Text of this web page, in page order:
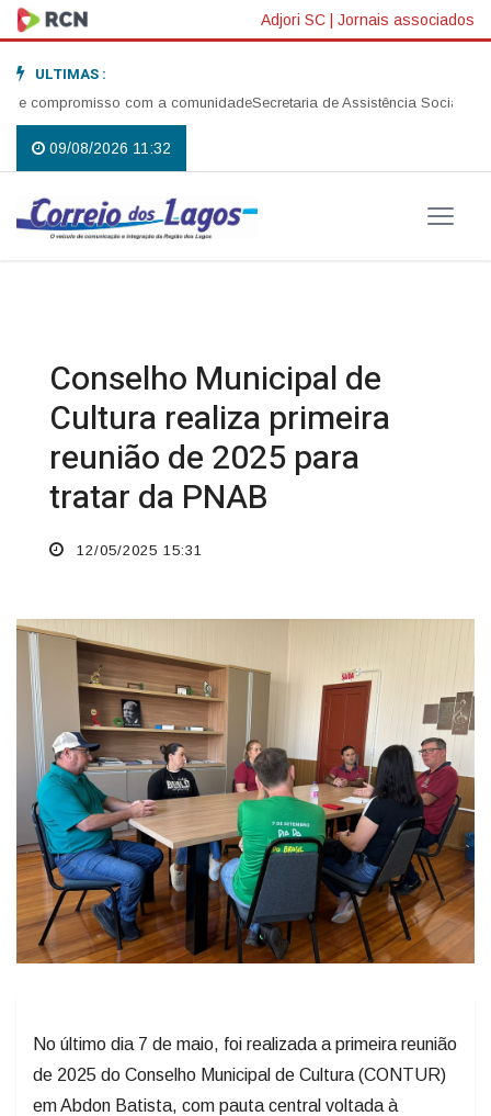
Adjori SC | Jornais associados
ULTIMAS :
com a comunidadeSecretaria de Assistência Social realiza
09/08/2026 11:32
Conselho Municipal de
Cultura realiza primeira
reunião de 2025 para
tratar da PNAB
12/05/2025 15:31
No último dia 7 de maio, foi realizada a primeira reunião
de 2025 do Conselho Municipal de Cultura (CONTUR)
em Abdon Batista, com pauta central voltada à